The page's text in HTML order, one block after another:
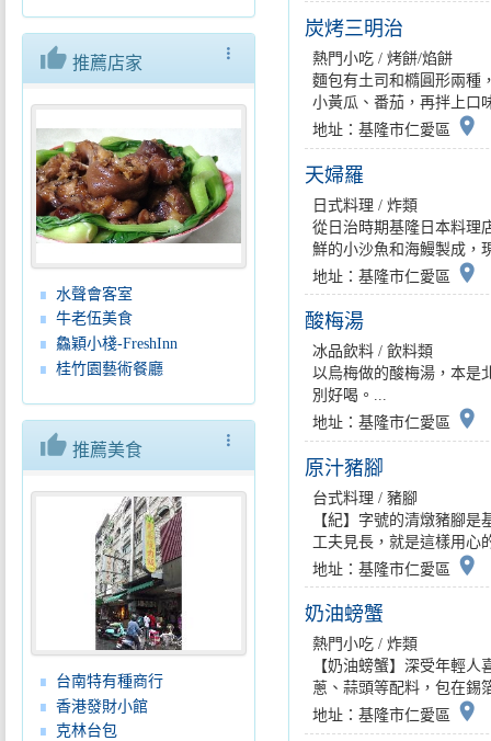
more_vert
thumb_up 推薦店家
水聲會客室
牛老伍美食
鱻穎小棧-FreshInn
桂竹園藝術餐廳
more_vert
thumb_up 推薦美食
台南特有種商行
香港發財小館
克林台包
炭烤三明治
熱門小吃 / 烤餅/焰餅
麵包有土司和橢圓形兩種
小黃瓜、番茄，再拌上口
地址：基隆市仁愛區
place
天婦羅
日式料理 / 炸類
從日治時期基隆日本料理
鮮的小沙魚和海鰻製成，
地址：基隆市仁愛區 place
酸梅湯
冰品飲料 / 飲料類
以烏梅做的酸梅湯，本是
別好喝。...
地址：基隆市仁愛區
place
原汁豬腳
台式料理 / 豬腳
【紀】字號的清燉豬腳
工夫見長，就是這樣用心
地址：基隆市仁愛區 place
奶油螃蟹
熱門小吃 / 炸類
【奶油螃蟹】深受年輕
蔥、蒜頭等配料，包在錫
地址：基隆市仁愛區
place